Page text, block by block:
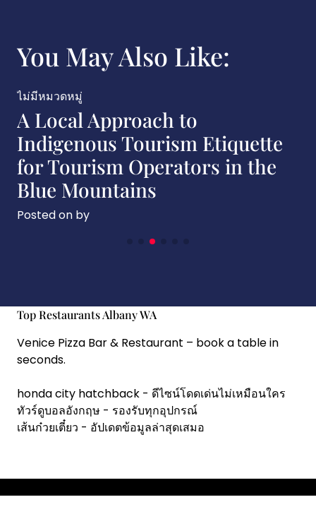
You May Also Like:
มีหมวดหมู่
Local Approach to
Tourism Etiquette
Tourism Operators in the
Mountains
onby
Top Restaurants Albany WA
Venice Pizza Bar & Restaurant – book a table in
seconds.
honda city hatchback - ดีไซน์โดดเด่นไม่เหมือนใคร
ทัวร์ดูบอลอังกฤษ - รองรับทุกอุปกรณ์
เส้นก๋วยเตี๋ยว - อัปเดตข้อมูลล่าสุดเสมอ